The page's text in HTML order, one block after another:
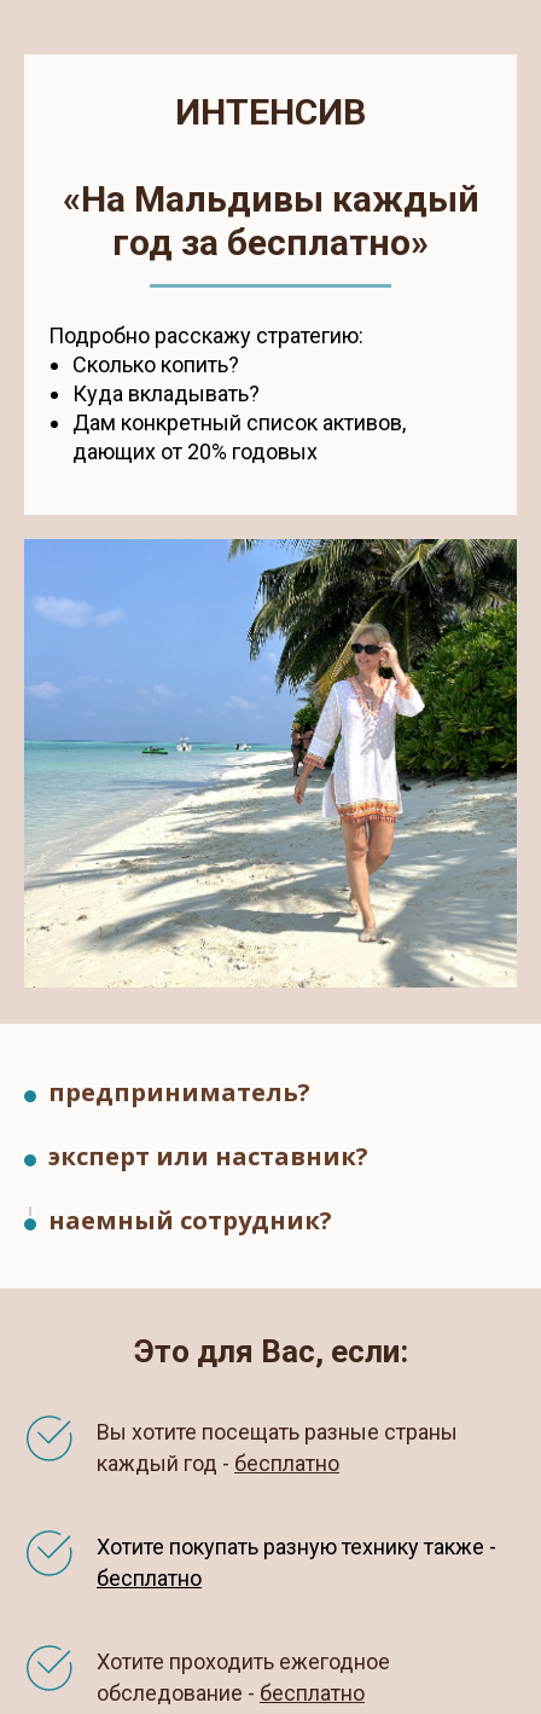
ИНТЕНСИВ
«На Мальдивы каждый
год за бесплатно»
Подробно расскажу стратегию:
Cколько копить?
Куда вкладывать?
Дам конкретный список активов,
дающих от 20% годовых
предприниматель?
эксперт или наставник?
наемный сотрудник?
Это для Вас, если:
Вы хотите посещать разные страны
каждый год - бесплатно
Хотите покупать разную технику также -
бесплатно
Хотите проходить ежегодное
обследование - беcплатно